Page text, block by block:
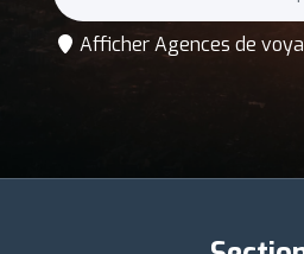
Afficher Agences de